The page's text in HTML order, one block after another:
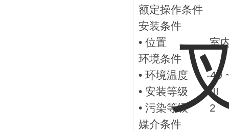
额定操作条件
安装条件
• 位置 室内
环境条件
• 环境温度 -40
• 安装等级 III
• 污染等级 2
媒介条件